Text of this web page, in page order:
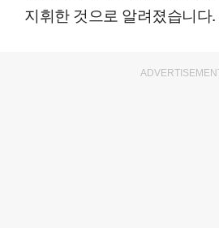
지휘한 것으로 알려졌습니다.